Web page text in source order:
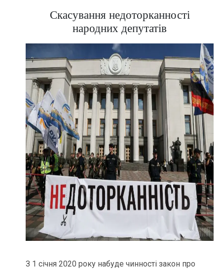
Скасування недоторканності
народних депутатів
З 1 січня 2020 року набуде чинності закон про